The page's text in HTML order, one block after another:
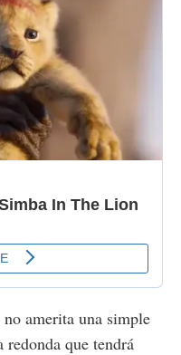
amerita una simple
que tendrá